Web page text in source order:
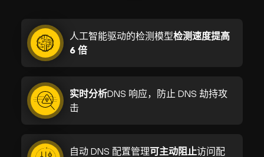
人工智能驱动的检测模型检测速度提高
6 倍
实时分析DNS 响应，防止 DNS 劫持攻
击
自动 DNS 配置管理可主动阻止访问配